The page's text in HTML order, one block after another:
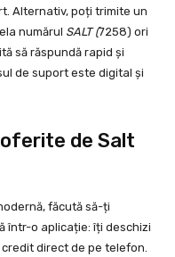
Alternativ, poți trimite un
numărul SALT (7258) ori
să răspundă rapid și
de suport este digital și
de Salt
făcută să-ți
într-o aplicație: îți deschizi
direct de pe telefon.